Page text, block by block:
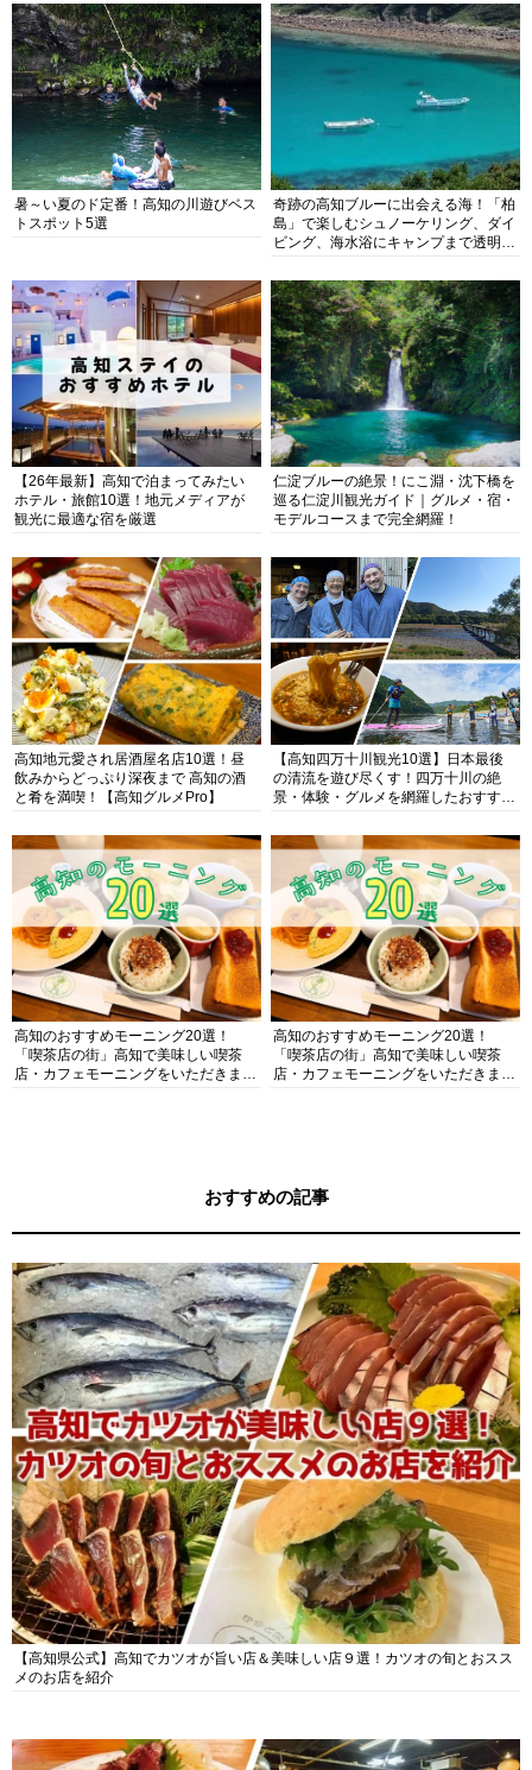
暑～い夏のド定番！高知の川遊びベス
トスポット5選
奇跡の高知ブルーに出会える海！「柏
島」で楽しむシュノーケリング、ダイ
ビング、海水浴にキャンプまで透明度
【26年最新】高知で泊まってみたい
ホテル・旅館10選！地元メディアが
観光に最適な宿を厳選
仁淀ブルーの絶景！にこ淵・沈下橋を
巡る仁淀川観光ガイド｜グルメ・宿・
モデルコースまで完全網羅！
高知地元愛され居酒屋名店10選！昼
飲みからどっぷり深夜まで 高知の酒
と肴を満喫！【高知グルメPro】
【高知四万十川観光10選】日本最後
の清流を遊び尽くす！四万十川の絶
景・体験・グルメを網羅したおすすめ
高知のおすすめモーニング20選！
「喫茶店の街」高知で美味しい喫茶
店・カフェモーニングをいただきま
高知のおすすめモーニング20選！
「喫茶店の街」高知で美味しい喫茶
店・カフェモーニングをいただきま
おすすめの記事
【高知県公式】高知でカツオが旨い店＆美味しい店９選！カツオの旬とおスス
メのお店を紹介